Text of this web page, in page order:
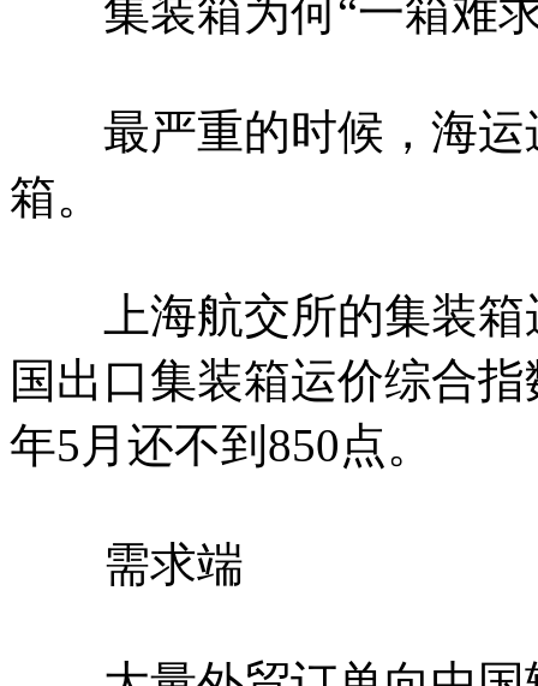
集装箱为何“一箱难
最严重的时候，海运
箱。
上海航交所的集装箱
国出口集装箱运价综合
年5月还不到850点。
需求端